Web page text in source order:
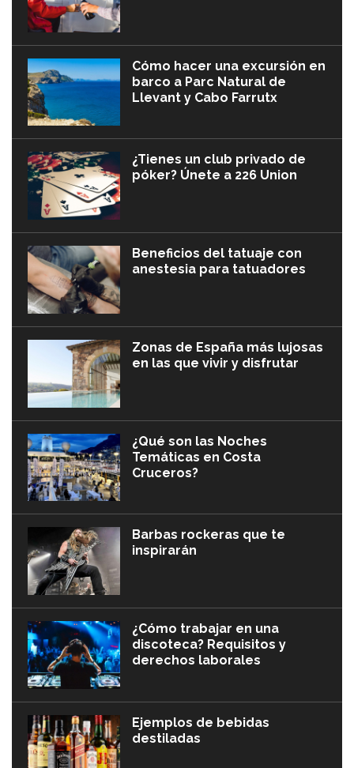
Cómo hacer una excursión en
barco a Parc Natural de
Llevant y Cabo Farrutx
¿Tienes un club privado de
póker? Únete a 226 Union
Beneficios del tatuaje con
anestesia para tatuadores
Zonas de España más lujosas
en las que vivir y disfrutar
¿Qué son las Noches
Temáticas en Costa
Cruceros?
Barbas rockeras que te
inspirarán
¿Cómo trabajar en una
discoteca? Requisitos y
derechos laborales
Ejemplos de bebidas
destiladas